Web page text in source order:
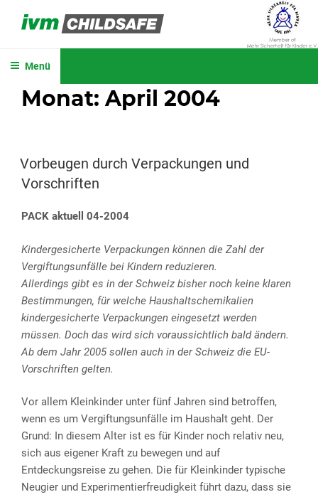
Inhalt
IVM CHILDSAFE
Menü
Monat: April 2004
VERÖFFENTLICHT
AM
Vorbeugen durch Verpackungen und
Vorschriften
PACK aktuell 04-2004
Kindergesicherte Verpackungen können die Zahl der
Vergiftungsunfälle bei Kindern reduzieren.
Allerdings gibt es in der Schweiz bisher noch keine klaren
Bestimmungen, für welche Haushaltschemikalien
kindergesicherte Verpackungen eingesetzt werden
müssen. Doch das wird sich voraussichtlich bald ändern.
Ab dem Jahr 2005 sollen auch in der Schweiz die EU-
Vorschriften gelten.
Vor allem Kleinkinder unter fünf Jahren sind betroffen,
wenn es um Vergiftungsunfälle im Haushalt geht. Der
Grund: In diesem Alter ist es für Kinder noch relativ neu,
sich aus eigener Kraft zu bewegen und auf
Entdeckungsreise zu gehen. Die für Kleinkinder typische
Neugier und Experimentierfreudigkeit führt dazu, dass sie